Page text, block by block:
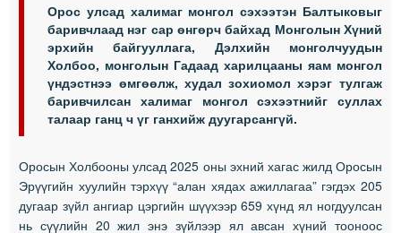
Орос улсад халимаг монгол сэхээтэн Балтыковыг
баривчлаад нэг сар өнгөрч байхад Монголын Хүний
эрхийн байгууллага, Дэлхийн монголчуудын
Холбоо, монголын Гадаад харилцааны яам монгол
үндэстнээ өмгөөлж, худал зохиомол хэрэг тулгаж
баривчилсан халимаг монгол сэхээтнийг суллах
талаар ганц ч үг ганхийж дуугарсангүй.
Оросын Холбооны улсад 2025 оны эхний хагас жилд Оросын
Эрүүгийн хуулийн тэрхүү “алан хядах ажиллагаа” гэгдэх 205
дугаар зүйл ангиар цэргийн шүүхээр 659 хүнд ял ногдуулсан
нь сүүлийн 20 жил энэ зүйлээр ял авсан хүний тооноос